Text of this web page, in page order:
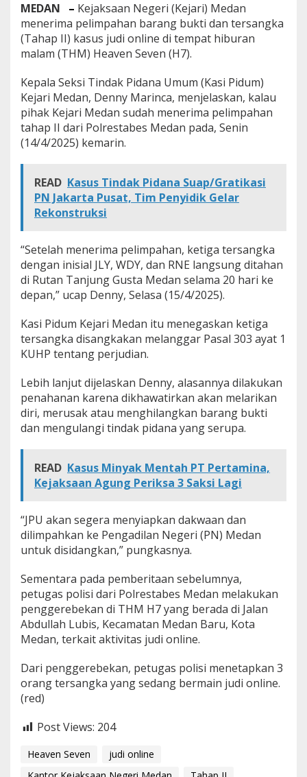
M
a
s
u
k
a
h
a
I
I
MEDAN – Kejaksaan Negeri (Kejari) Medan
menerima pelimpahan barang bukti dan tersangka
(Tahap II) kasus judi online di tempat hiburan
malam (THM) Heaven Seven (H7).
Kepala Seksi Tindak Pidana Umum (Kasi Pidum)
Kejari Medan, Denny Marinca, menjelaskan, kalau
pihak Kejari Medan sudah menerima pelimpahan
tahap II dari Polrestabes Medan pada, Senin
(14/4/2025) kemarin.
READ Kasus Tindak Pidana Suap/Gratikasi
PN Jakarta Pusat, Tim Penyidik Gelar
Rekonstruksi
“Setelah menerima pelimpahan, ketiga tersangka
dengan inisial JLY, WDY, dan RNE langsung ditahan
di Rutan Tanjung Gusta Medan selama 20 hari ke
depan,” ucap Denny, Selasa (15/4/2025).
Kasi Pidum Kejari Medan itu menegaskan ketiga
tersangka disangkakan melanggar Pasal 303 ayat 1
KUHP tentang perjudian.
Lebih lanjut dijelaskan Denny, alasannya dilakukan
penahanan karena dikhawatirkan akan melarikan
diri, merusak atau menghilangkan barang bukti
dan mengulangi tindak pidana yang serupa.
READ Kasus Minyak Mentah PT Pertamina,
Kejaksaan Agung Periksa 3 Saksi Lagi
“JPU akan segera menyiapkan dakwaan dan
dilimpahkan ke Pengadilan Negeri (PN) Medan
untuk disidangkan,” pungkasnya.
Sementara pada pemberitaan sebelumnya,
petugas polisi dari Polrestabes Medan melakukan
penggerebekan di THM H7 yang berada di Jalan
Abdullah Lubis, Kecamatan Medan Baru, Kota
Medan, terkait aktivitas judi online.
Dari penggerebekan, petugas polisi menetapkan 3
orang tersangka yang sedang bermain judi online.
(red)
Post Views: 204
Heaven Seven
judi online